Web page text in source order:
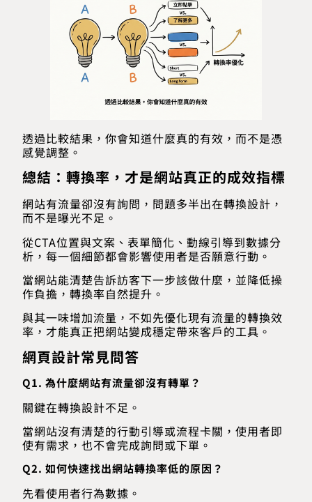
透過比較結果，你會知道什麼真的有效，而不是憑
感覺調整。
總結：轉換率，才是網站真正的成效指標
網站有流量卻沒有詢問，問題多半出在轉換設計，
而不是曝光不足。
從CTA位置與文案、表單簡化、動線引導到數據分
析，每一個細節都會影響使用者是否願意行動。
當網站能清楚告訴訪客下一步該做什麼，並降低操
作負擔，轉換率自然提升。
與其一味增加流量，不如先優化現有流量的轉換效
率，才能真正把網站變成穩定帶來客戶的工具。
網頁設計常見問答
Q1. 為什麼網站有流量卻沒有轉單？
關鍵在轉換設計不足。
當網站沒有清楚的行動引導或流程卡關，使用者即
使有需求，也不會完成詢問或下單。
Q2. 如何快速找出網站轉換率低的原因？
先看使用者行為數據。